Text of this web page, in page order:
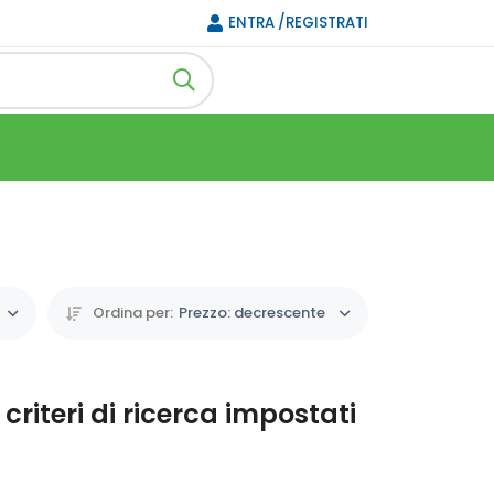
ENTRA /REGISTRATI
Ordina per: Prezzo: decrescente
di ricerca impostati